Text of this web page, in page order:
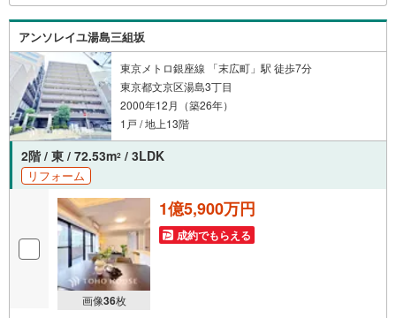
アンソレイユ湯島三組坂
東京メトロ銀座線 「末広町」駅 徒歩7分
東京都文京区湯島3丁目
2000年12月（築26年）
1戸 / 地上13階
2階 / 東 / 72.53m2 / 3LDK
リフォーム
画像36枚
1億5,900万円
成約でもらえる